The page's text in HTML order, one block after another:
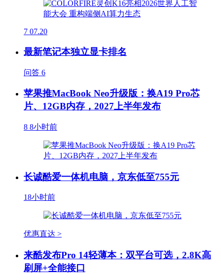
7 07.20
最新笔记本独立显卡排名
问答 6
苹果推MacBook Neo升级版：换A19 Pro芯
片、12GB内存，2027上半年发布
8 8小时前
长诚酷爱一体机电脑，京东低至755元
18小时前
优惠直达 >
来酷发布Pro 14轻薄本：双平台可选，2.8K高
刷屏+全能接口